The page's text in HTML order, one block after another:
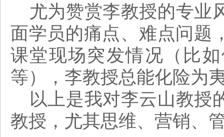
尤为赞赏李教授的专业
面学员的痛点、难点问题
课堂现场突发情况（比
等），李教授总能化险为
以上是我对李云山教授
教授，尤其思维、营销、